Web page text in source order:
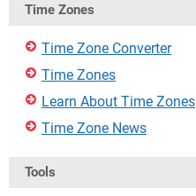
Time Zones
Time Zone Converter
Time Zones
Learn About Time Zones
Time Zone News
Tools